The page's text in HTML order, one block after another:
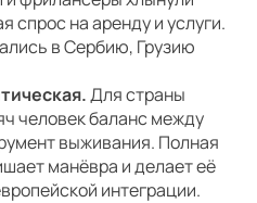
спрос на аренду и услуги.
в Сербию, Грузию
Для страны
человек баланс между
выживания. Полная
манёвра и делает её
интеграции.